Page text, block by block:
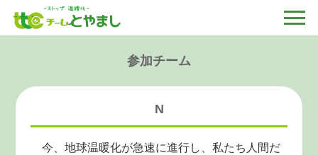
参加チーム
N
今、地球温暖化が急速に進行し、私たち人間だ